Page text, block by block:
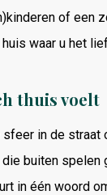
of een
waar u het
thuis voelt
in de
buiten
in één woord